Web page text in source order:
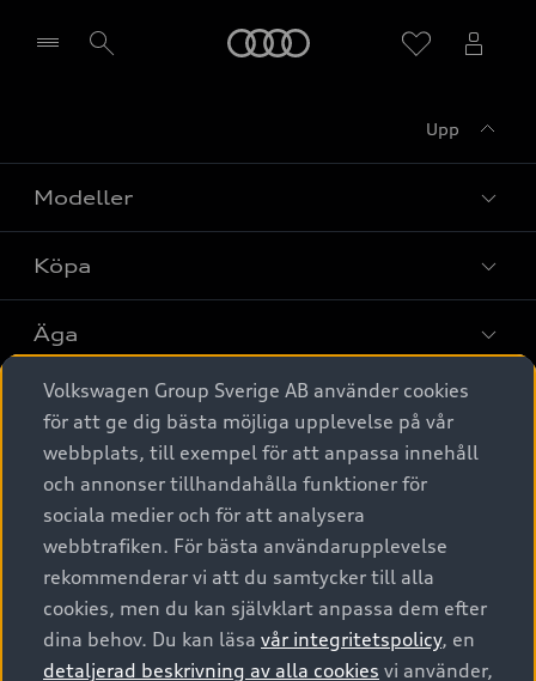
Upp
Modeller
Alla modeller
Elbilar
A6 modellerna
SUV
Avant
Audi Sport
Köpa
Privaterbjudanden
Privatleasing
Nya bilar i lager
Begagnade bilar i lager
Audi approved :plus - så gott som nya
Finansiering
Audi exclusive
Äga
Service & tillbehör
Audi digital services
Originaltillbehör - köp online
Garantier
Försäkring
Digitala manualer för din Audi
Tjänstebil
Tjänstebil
Business lease online
Företagsleasing
Om Audi Sverige
Kontakta oss
Audi Återförsäljare/-serviceverkstad
© 2026 AUDI SVERIGE. All Rights Reserved.
Volkswagen Group Sverige AB använder cookies
för att ge dig bästa möjliga upplevelse på vår
webbplats, till exempel för att anpassa innehåll
och annonser tillhandahålla funktioner för
sociala medier och för att analysera
webbtrafiken. För bästa användarupplevelse
rekommenderar vi att du samtycker till alla
cookies, men du kan självklart anpassa dem efter
dina behov. Du kan läsa vår integritetspolicy, en
detaljerad beskrivning av alla cookies vi använder,